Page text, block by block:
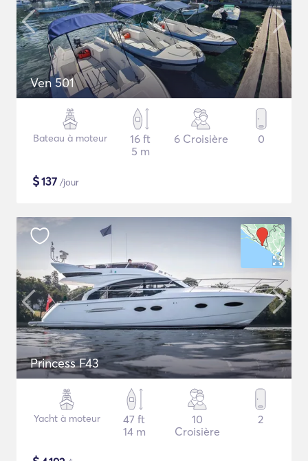
Ven 501
Bateau à moteur
16 ft
5 m
6 Croisière 0
$137 /jour
Princess F43
Yacht à moteur
47 ft
14 m
10
Croisière
2